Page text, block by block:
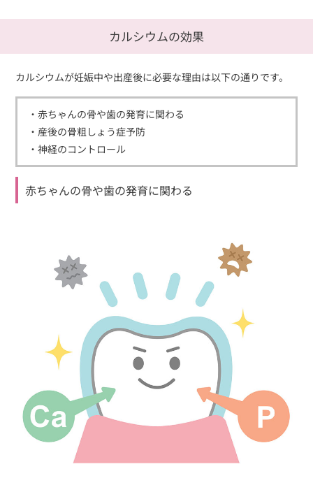
カルシウムの効果
カルシウムが妊娠中や出産後に必要な理由は以下の通りです。
・赤ちゃんの骨や歯の発育に関わる
・産後の骨粗しょう症予防
・神経のコントロール
赤ちゃんの骨や歯の発育に関わる